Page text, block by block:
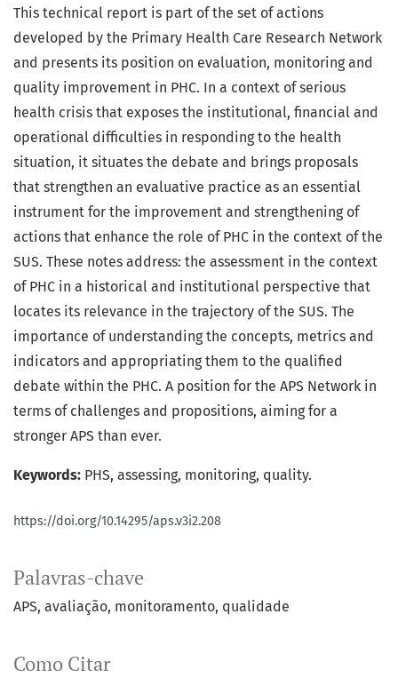
Palavras-chave
APS avaliação monitoramento qualidade
Como Citar
This technical report is part of the set of actions
developed by the Primary Health Care Research Network
and presents its position on evaluation, monitoring and
quality improvement in PHC. In a context of serious
health crisis that exposes the institutional, financial and
operational difficulties in responding to the health
situation, it situates the debate and brings proposals
that strengthen an evaluative practice as an essential
instrument for the improvement and strengthening of
actions that enhance the role of PHC in the context of the
SUS. These notes address: the assessment in the context
of PHC in a historical and institutional perspective that
locates its relevance in the trajectory of the SUS. The
importance of understanding the concepts, metrics and
indicators and appropriating them to the qualified
debate within the PHC. A position for the APS Network in
terms of challenges and propositions, aiming for a
stronger APS than ever.
Keywords: PHS, assessing, monitoring, quality.
https://doi.org/10.14295/aps.v3i2.208